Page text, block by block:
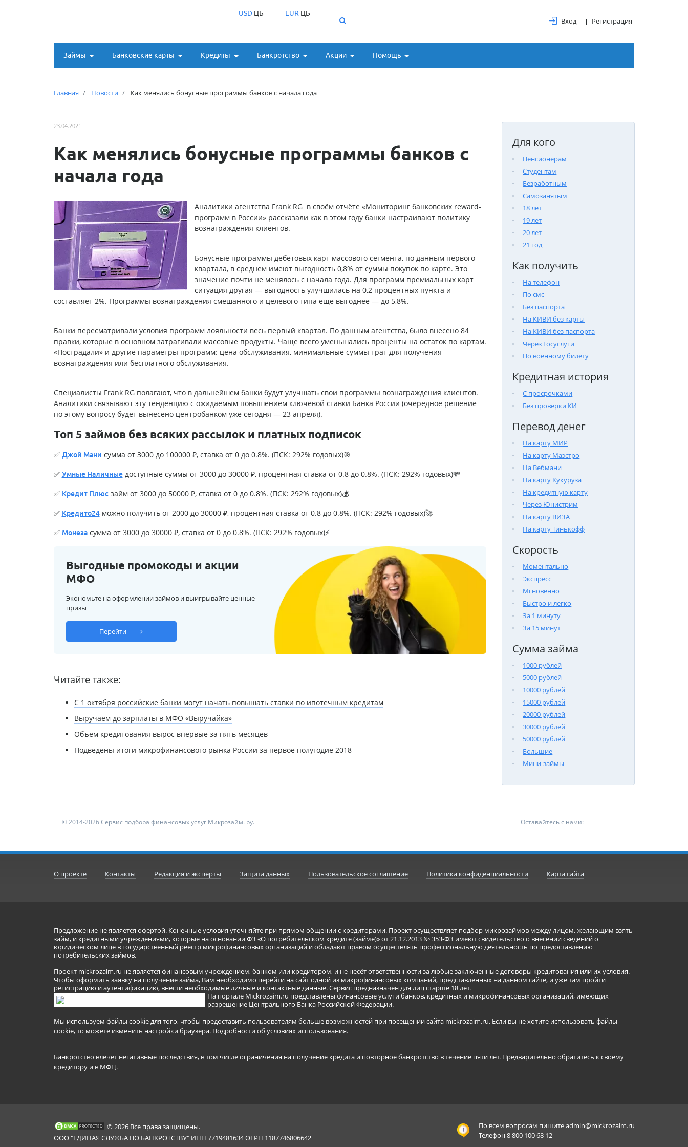
USDЦБ EUR ЦБ
Вход Регистрация
Займы Банковские карты Кредиты Банкротство Акции Помощь
Главная Новости Как менялись бонусные программы банков с начала года
Для кого
Пенсионерам
Студентам
Безработным
Самозанятым
18 лет
19 лет
20 лет
21 год
Как получить
На телефон
По смс
Без паспорта
На КИВИ без карты
На КИВИ без паспорта
Через Госуслуги
По военному билету
Кредитная история
С просрочками
Без проверки КИ
Перевод денег
На карту МИР
На карту Маэстро
На Вебмани
На карту Кукуруза
На кредитную карту
Через Юнистрим
На карту ВИЗА
На карту Тинькофф
Скорость
Моментально
Экспресс
Мгновенно
Быстро и легко
За 1 минуту
За 15 минут
Сумма займа
1000 рублей
5000 рублей
10000 рублей
15000 рублей
20000 рублей
30000 рублей
50000 рублей
Большие
Мини-займы
23.04.2021
Как менялись бонусные программы банков с
начала года
Аналитики агентства Frank RG в своём отчёте «Мониторинг банковских reward-
программ в России» рассказали как в этом году банки настраивают политику
вознаграждения клиентов.
Бонусные программы дебетовых карт массового сегмента, по данным первого
квартала, в среднем имеют выгодность 0,8% от суммы покупок по карте. Это
значение почти не менялось с начала года. Для программ премиальных карт
ситуация другая — выгодность улучшилась на 0,2 процентных пункта и
составляет 2%. Программы вознаграждения смешанного и целевого типа ещё выгоднее — до 5,8%.
Банки пересматривали условия программ лояльности весь первый квартал. По данным агентства, было внесено 84
правки, которые в основном затрагивали массовые продукты. Чаще всего уменьшались проценты на остаток по картам.
«Пострадали» и другие параметры программ: цена обслуживания, минимальные суммы трат для получения
вознаграждения или бесплатного обслуживания.
Специалисты Frank RG полагают, что в дальнейшем банки будут улучшать свои программы вознаграждения клиентов.
Аналитики связывают эту тенденцию с ожидаемым повышением ключевой ставки Банка России (очередное решение
по этому вопросу будет вынесено центробанком уже сегодня — 23 апреля).
Топ 5 займов без всяких рассылок и платных подписок
✅ Джой Мани сумма от 3000 до 100000 ₽, ставка от 0 до 0.8%. (ПСК: 292% годовых)🎯
✅ Умные Наличныедоступные суммы от 3000 до 30000 ₽, процентная ставка от 0.8 до 0.8%. (ПСК: 292% годовых)💸
✅ Кредит Плюсзайм от 3000 до 50000 ₽, ставка от 0 до 0.8%. (ПСК: 292% годовых)💰
✅ Кредито24можно получить от 2000 до 30000 ₽, процентная ставка от 0.8 до 0.8%. (ПСК: 292% годовых)🚀
✅ Монезасумма от 3000 до 30000 ₽, ставка от 0 до 0.8%. (ПСК: 292% годовых)⚡
Выгодные промокоды и акции
МФО
Экономьте на оформлении займов и выигрывайте ценные
призы
Перейти
Читайте также:
С 1 октября российские банки могут начать повышать ставки по ипотечным кредитам
Выручаем до зарплаты в МФО «Выручайка»
Объем кредитования вырос впервые за пять месяцев
Подведены итоги микрофинансового рынка России за первое полугодие 2018
© 2014-2026 Сервис подбора финансовых услуг Микрозайм. ру. Оставайтесь с нами:
О проекте Контакты Редакция и эксперты Защита данных Пользовательское соглашение Политика конфиденциальности Карта сайта
Предложение не является офертой. Конечные условия уточняйте при прямом общении с кредиторами. Проект осуществляет подбор микрозаймов между лицом, желающим взять
займ, и кредитными учреждениями, которые на основании ФЗ «О потребительском кредите (займе)» от 21.12.2013 № 353-ФЗ имеют свидетельство о внесении сведений о
юридическом лице в государственный реестр микрофинансовых организаций и обладают правом осуществлять профессиональную деятельность по предоставлению
потребительских займов.
Проект mickrozaim.ru не является финансовым учреждением, банком или кредитором, и не несёт ответственности за любые заключенные договоры кредитования или их условия.
Чтобы оформить заявку на получение займа, Вам необходимо перейти на сайт одной из микрофинансовых компаний, представленных на данном сайте, и уже там пройти
регистрацию и аутентификацию, внести необходимые личные и контактные данные. Сервис предназначен для лиц старше 18 лет.
На портале Mickrozaim.ru представлены финансовые услуги банков, кредитных и микрофинансовых организаций, имеющих
разрешение Центрального Банка Российской Федерации.
Мы используем файлы cookie для того, чтобы предоставить пользователям больше возможностей при посещении сайта mickrozaim.ru. Если вы не хотите использовать файлы
cookie, то можете изменить настройки браузера. Подробности об условиях использования.
Банкротство влечет негативные последствия, в том числе ограничения на получение кредита и повторное банкротство в течение пяти лет. Предварительно обратитесь к своему
кредитору и в МФЦ.
По всем вопросам пишитеadmin@mickrozaim.ru
Телефон 8 800 100 68 12
© 2026 Все права защищены.
ООО "ЕДИНАЯ СЛУЖБА ПО БАНКРОТСТВУ" ИНН 7719481634 ОГРН 1187746806642